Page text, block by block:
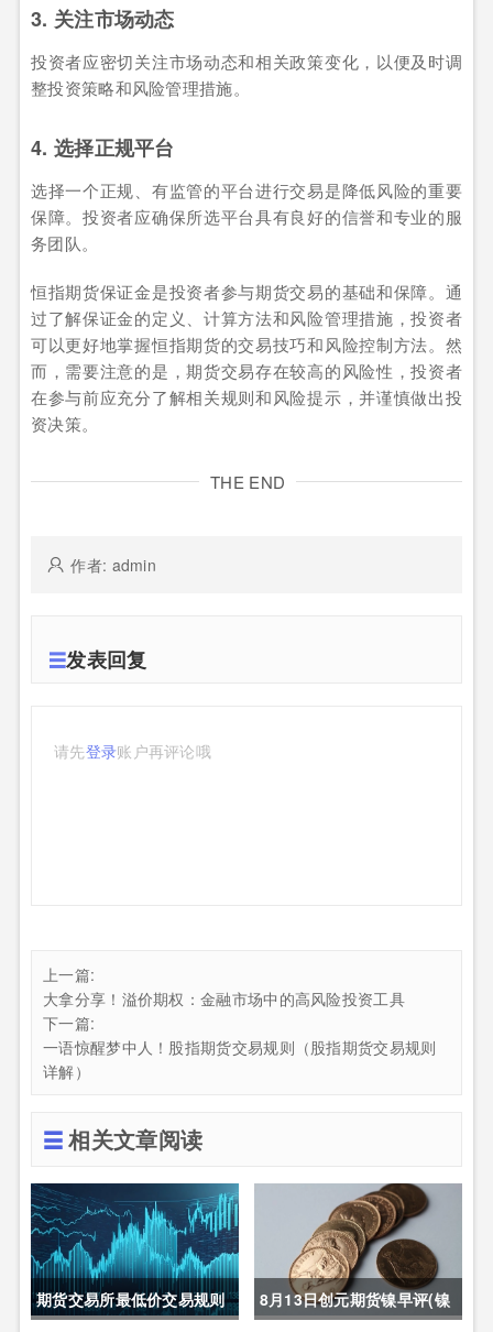
3. 关注市场动态
投资者应密切关注市场动态和相关政策变化，以便及时调
整投资策略和风险管理措施。
4. 选择正规平台
选择一个正规、有监管的平台进行交易是降低风险的重要
保障。投资者应确保所选平台具有良好的信誉和专业的服
务团队。
恒指期货保证金是投资者参与期货交易的基础和保障。通
过了解保证金的定义、计算方法和风险管理措施，投资者
可以更好地掌握恒指期货的交易技巧和风险控制方法。然
而，需要注意的是，期货交易存在较高的风险性，投资者
在参与前应充分了解相关规则和风险提示，并谨慎做出投
资决策。
THE END
作者: admin
发表回复
请先登录账户再评论哦
上一篇:
大拿分享！溢价期权：金融市场中的高风险投资工具
下一篇:
一语惊醒梦中人！股指期货交易规则（股指期货交易规则
详解）
相关文章阅读
期货交易所最低价交易规则
8月13日创元期货镍早评(镍